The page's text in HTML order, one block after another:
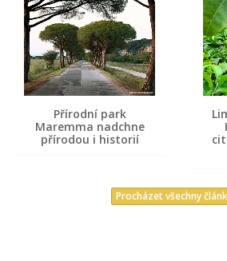
Přírodní park
Maremma nadchne
přírodou i historií
Procházet všechny